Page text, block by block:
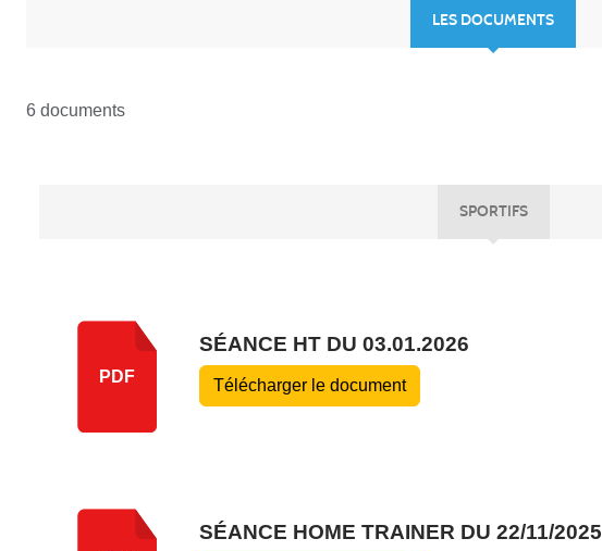
LES DOCUMENTS
6 documents
SPORTIFS
PDF
SÉANCE HT DU 03.01.2026
Télécharger le document
SÉANCE HOME TRAINER DU 22/11/2025